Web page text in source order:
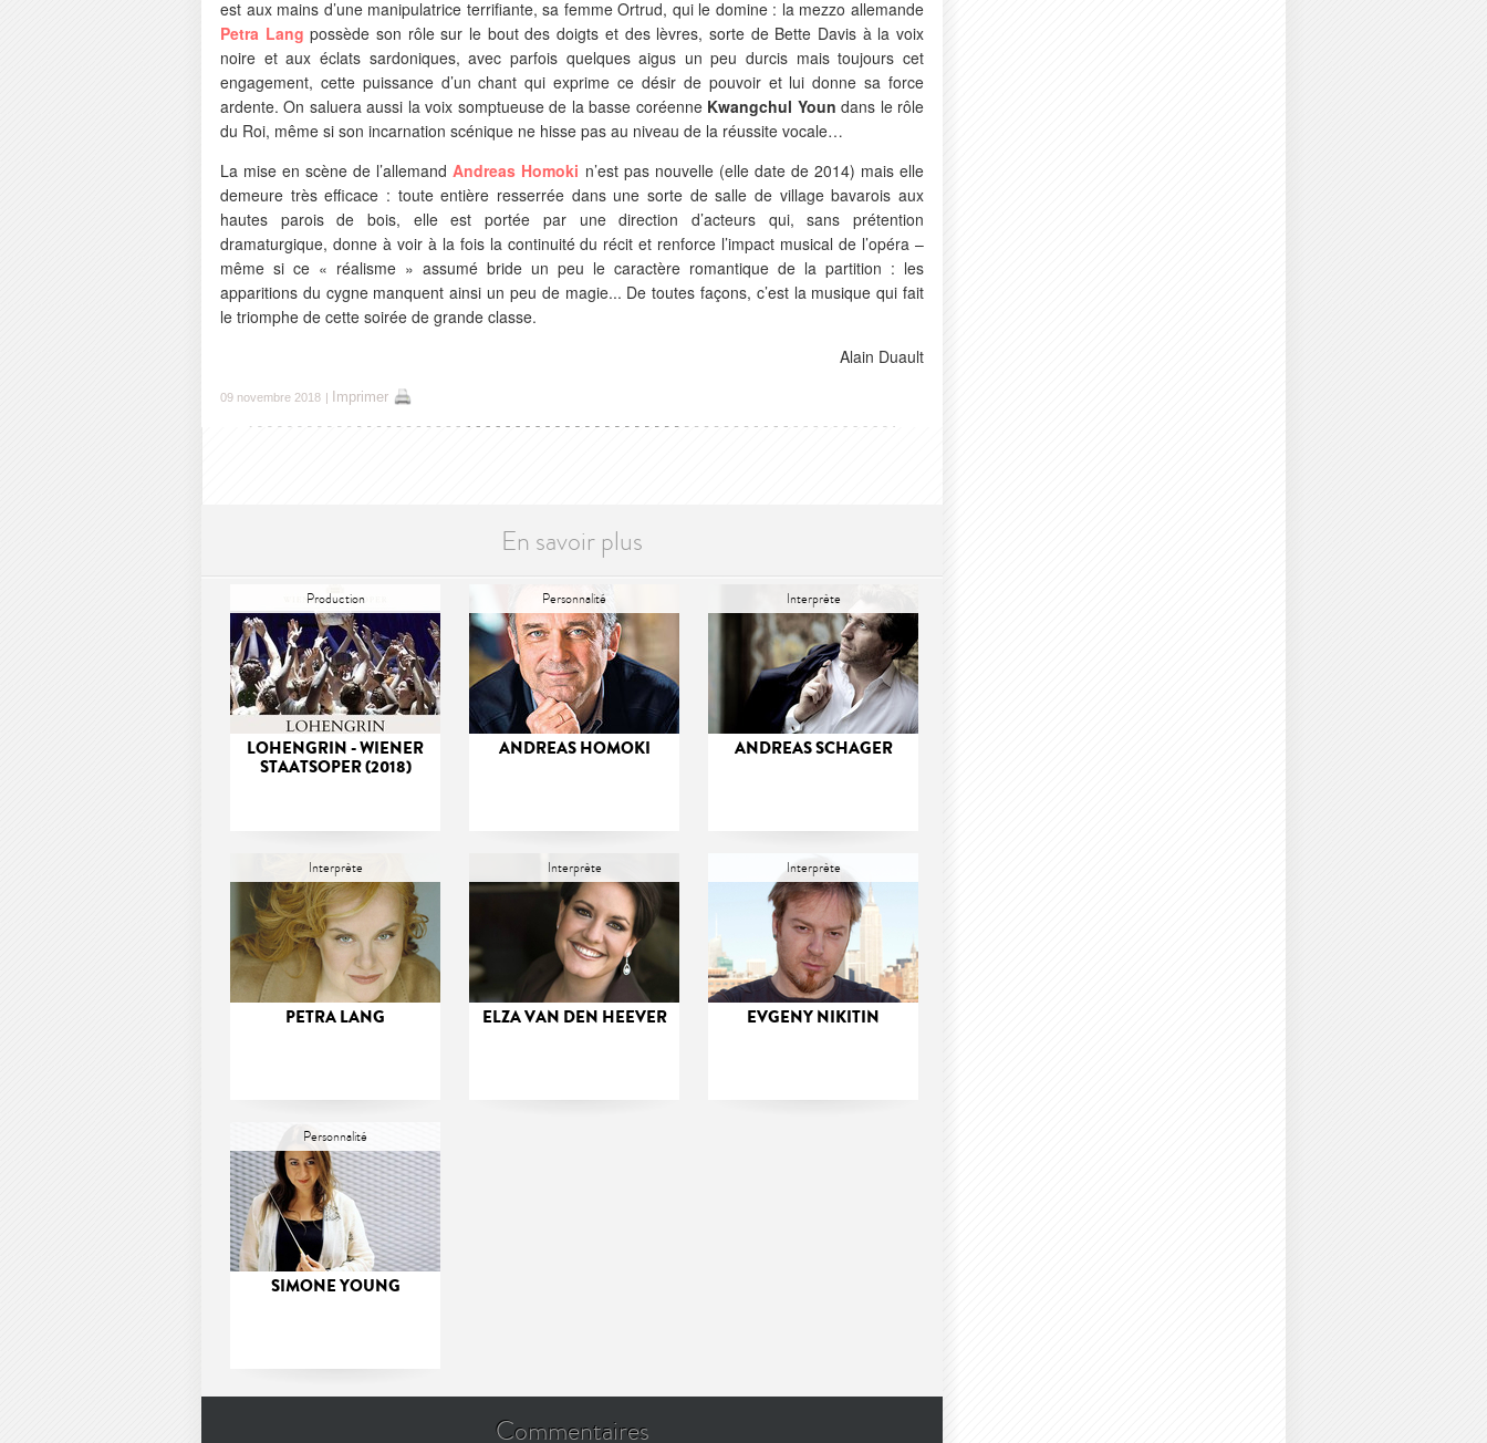
est aux mains d’une manipulatrice terrifiante, sa femme Ortrud, qui le domine : la mezzo allemande
Petra Lang possède son rôle sur le bout des doigts et des lèvres, sorte de Bette Davis à la voix
noire et aux éclats sardoniques, avec parfois quelques aigus un peu durcis mais toujours cet
engagement, cette puissance d’un chant qui exprime ce désir de pouvoir et lui donne sa force
ardente. On saluera aussi la voix somptueuse de la basse coréenne Kwangchul Youn dans le rôle
du Roi, même si son incarnation scénique ne hisse pas au niveau de la réussite vocale…
La mise en scène de l’allemand Andreas Homoki n’est pas nouvelle (elle date de 2014) mais elle
demeure très efficace : toute entière resserrée dans une sorte de salle de village bavarois aux
hautes parois de bois, elle est portée par une direction d’acteurs qui, sans prétention
dramaturgique, donne à voir à la fois la continuité du récit et renforce l’impact musical de l’opéra –
même si ce « réalisme » assumé bride un peu le caractère romantique de la partition : les
apparitions du cygne manquent ainsi un peu de magie... De toutes façons, c’est la musique qui fait
le triomphe de cette soirée de grande classe.
Alain Duault
09 novembre 2018 | Imprimer
En savoir plus
Production
LOHENGRIN - WIENER
STAATSOPER (2018)
Personnalité
ANDREAS HOMOKI
Interprète
ANDREAS SCHAGER
Interprète
PETRA LANG
Interprète
ELZA VAN DEN HEEVER
Interprète
EVGENY NIKITIN
Personnalité
SIMONE YOUNG
Commentaires